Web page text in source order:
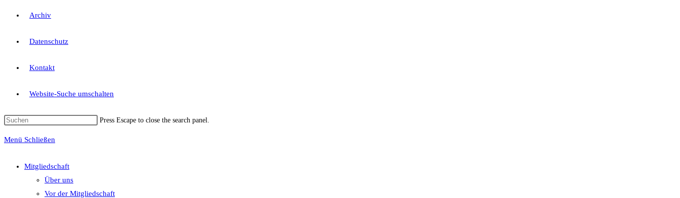
Archiv
Datenschutz
Kontakt
Website-Suche umschalten
Press Escape to close the search panel.
Menü Schließen
Mitgliedschaft
Über uns
Vor der Mitgliedschaft